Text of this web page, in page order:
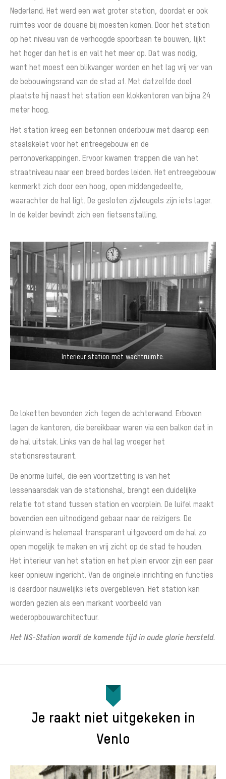
Nederland. Het werd een wat groter station, doordat er ook
ruimtes voor de douane bij moesten komen. Door het station
op het niveau van de verhoogde spoorbaan te bouwen, lijkt
het hoger dan het is en valt het meer op. Dat was nodig,
want het moest een blikvanger worden en het lag vrij ver van
de bebouwingsrand van de stad af. Met datzelfde doel
plaatste hij naast het station een klokkentoren van bijna 24
meter hoog.
Het station kreeg een betonnen onderbouw met daarop een
staalskelet voor het entreegebouw en de
perronoverkappingen. Ervoor kwamen trappen die van het
straatniveau naar een breed bordes leiden. Het entreegebouw
kenmerkt zich door een hoog, open middengedeelte,
waarachter de hal ligt. De gesloten zijvleugels zijn iets lager.
In de kelder bevindt zich een fietsenstalling.
Interieur station met wachtruimte.
De loketten bevonden zich tegen de achterwand. Erboven
lagen de kantoren, die bereikbaar waren via een balkon dat in
de hal uitstak. Links van de hal lag vroeger het
stationsrestaurant.
De enorme luifel, die een voortzetting is van het
lessenaarsdak van de stationshal, brengt een duidelijke
relatie tot stand tussen station en voorplein. De luifel maakt
bovendien een uitnodigend gebaar naar de reizigers. De
pleinwand is helemaal transparant uitgevoerd om de hal zo
open mogelijk te maken en vrij zicht op de stad te houden.
Het interieur van het station en het plein ervoor zijn een paar
keer opnieuw ingericht. Van de originele inrichting en functies
is daardoor nauwelijks iets overgebleven. Het station kan
worden gezien als een markant voorbeeld van
wederopbouwarchitectuur.
Het NS-Station wordt de komende tijd in oude glorie hersteld.
Je raakt niet uitgekeken in
Venlo